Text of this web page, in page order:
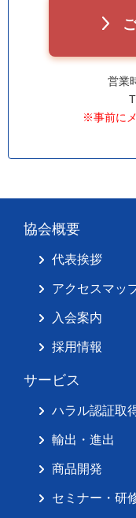
営業
※事前に
協会概要
代表挨拶
アクセスマッ
入会案内
採用情報
サービス
ハラル認証取
輸出・進出
商品開発
セミナー・研